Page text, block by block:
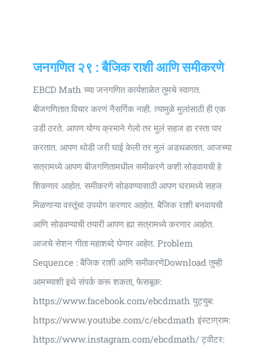
Gunavatta
जनगणित २९ : बैजिक राशी आणि समीकरणे
EBCD Math च्या जनगणित कार्यशाळेत तुमचे स्वागत.
बीजगणितात विचार करणं नैसर्गिक नाही. त्यामुळे मुलांसाठी ही एक
उडी ठरते. आपण योग्य क्रमाने गेलो तर मुलं सहज हा रस्ता पार
करतात. आपण थोडी जरी घाई केली तर मुलं अडथळतात. आजच्या
सत्रामध्ये आपण बीजगणितामधील समीकरणे कशी सोडवायची हे
शिकणार आहोत. समीकरणे सोडवण्यासाठी आपण घरामध्ये सहज
मिळणाऱ्या वस्तूंचा उपयोग करणार आहोत. बैजिक राशी बनवायची
आणि सोडवण्याची तयारी आपण ह्या सत्रामध्ये करणार आहोत.
आजचे सेशन गीता महाशब्दे घेणार आहेत. Problem
Sequence : बैजिक राशी आणि समीकरणेDownload तुम्ही
आमच्याशी इथे संपर्क करू शकता, फेसबूक:
https://www.facebook.com/ebcdmath युट्युब:
https://www.youtube.com/c/ebcdmath इंस्टाग्राम:
https://www.instagram.com/ebcdmath/ ट्वीटर: